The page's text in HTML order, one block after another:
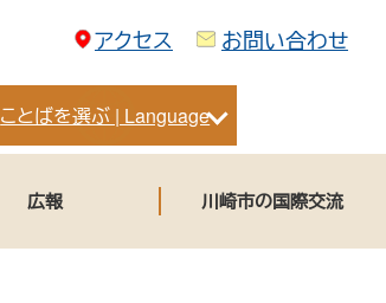
アクセス
お問い合わせ
ことばを選ぶ | Language
広報 川崎市の国際交流